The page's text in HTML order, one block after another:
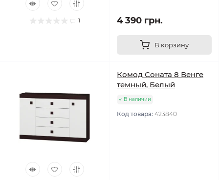
1 4 390 грн.
В корзину
Комод Соната 8 Венге
темный, Белый
В наличии
Код товара: 423840